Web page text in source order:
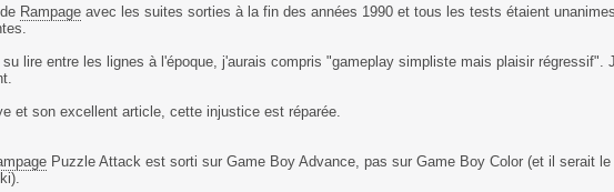
Rampageavec les suites sorties à la fin des années 1990 et tous les tests étaient
lire entre les lignes à l'époque, j'aurais compris "gameplay simpliste mais plaisir régressif".
et son excellent article, cette injustice est réparée.
Puzzle Attack est sorti sur Game Boy Advance, pas sur Game Boy Color (et il serait le